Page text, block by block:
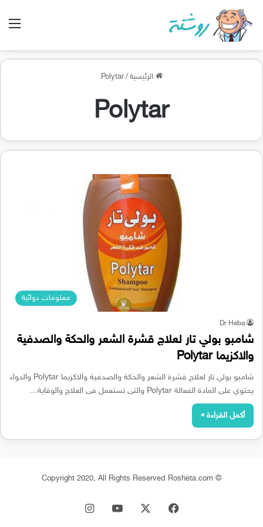
الرئيسية /
Polytar
Polytar
معلومات دوائية
Dr Heba
شامبو بولي تار لعلاج قشرة الشعر والحكة والصدفية
والاكزيما Polytar
شامبو بولي تار لعلاج قشرة الشعر والحكة والصدفية والاكزيما Polytar والدواء
يحتوي على المادة الفعالة Polytar والتى تستعمل فى العلاج والوقاية…
أكمل القراءة »
© Copyright 2020, All Rights Reserved Rosheta.com
فيسبوك ‫YouTube